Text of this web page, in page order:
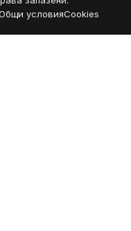
условияCookies